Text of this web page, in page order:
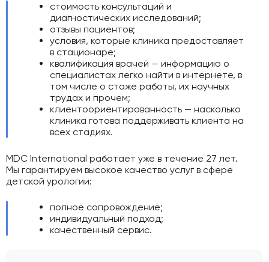
стоимость консультаций и
диагностических исследований;
отзывы пациентов;
условия, которые клиника предоставляет
в стационаре;
квалификация врачей — информацию о
специалистах легко найти в интернете, в
том числе о стаже работы, их научных
трудах и прочем;
клиентоориентированность — насколько
клиника готова поддерживать клиента на
всех стадиях.
MDC International работает уже в течение 27 лет.
Мы гарантируем высокое качество услуг в сфере
детской урологии:
полное сопровождение;
индивидуальный подход;
качественный сервис.